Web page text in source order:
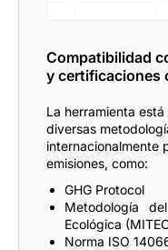
Compatibilidad
y certificaciones
La herramienta
diversas
internacionalmente
emisiones, como:
GHG Protocol
Metodología
Ecológica
Norma ISO